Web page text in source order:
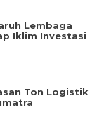
Lembaga
Iklim Investasi
Ton Logistik